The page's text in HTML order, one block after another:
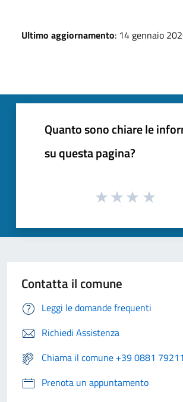
Ultimo aggiornamento: 14 gennaio
Quanto sono chiare le
su questa pagina?
Contatta il comune
Leggi le domande frequenti
Richiedi Assistenza
Chiama il comune +39 0881
Prenota un appuntamento